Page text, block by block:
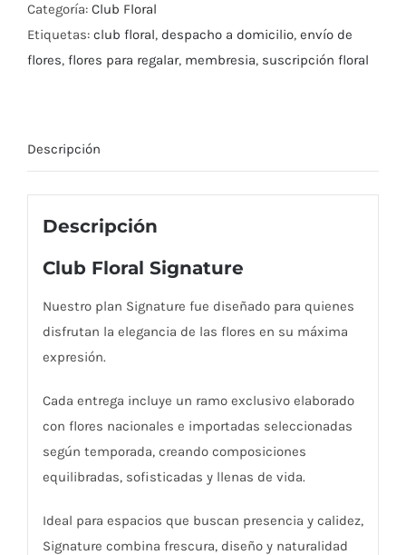
–
1x
Mes
Categoría: Club Floral
Etiquetas: club floral, despacho a domicilio, envío de
flores, flores para regalar, membresia, suscripción floral
Descripción
Descripción
Club Floral Signature
Nuestro plan Signature fue diseñado para quienes
disfrutan la elegancia de las flores en su máxima
expresión.
Cada entrega incluye un ramo exclusivo elaborado
con flores nacionales e importadas seleccionadas
según temporada, creando composiciones
equilibradas, sofisticadas y llenas de vida.
Ideal para espacios que buscan presencia y calidez,
Signature combina frescura, diseño y naturalidad